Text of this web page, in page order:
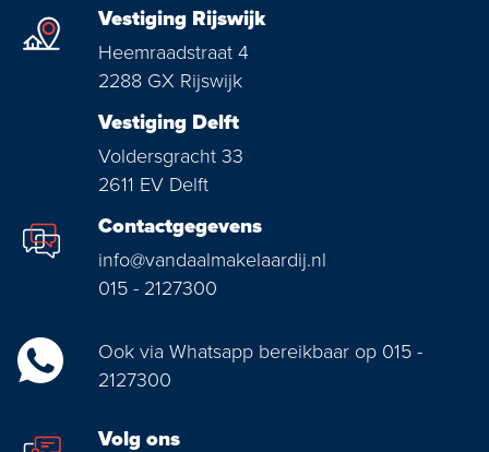
Vestiging Rijswijk
Heemraadstraat 4
2288 GX Rijswijk
Vestiging Delft
Voldersgracht 33
2611 EV Delft
Contactgegevens
info@vandaalmakelaardij.nl
015 - 2127300
Ook via Whatsapp bereikbaar op 015 -
2127300
Volg ons